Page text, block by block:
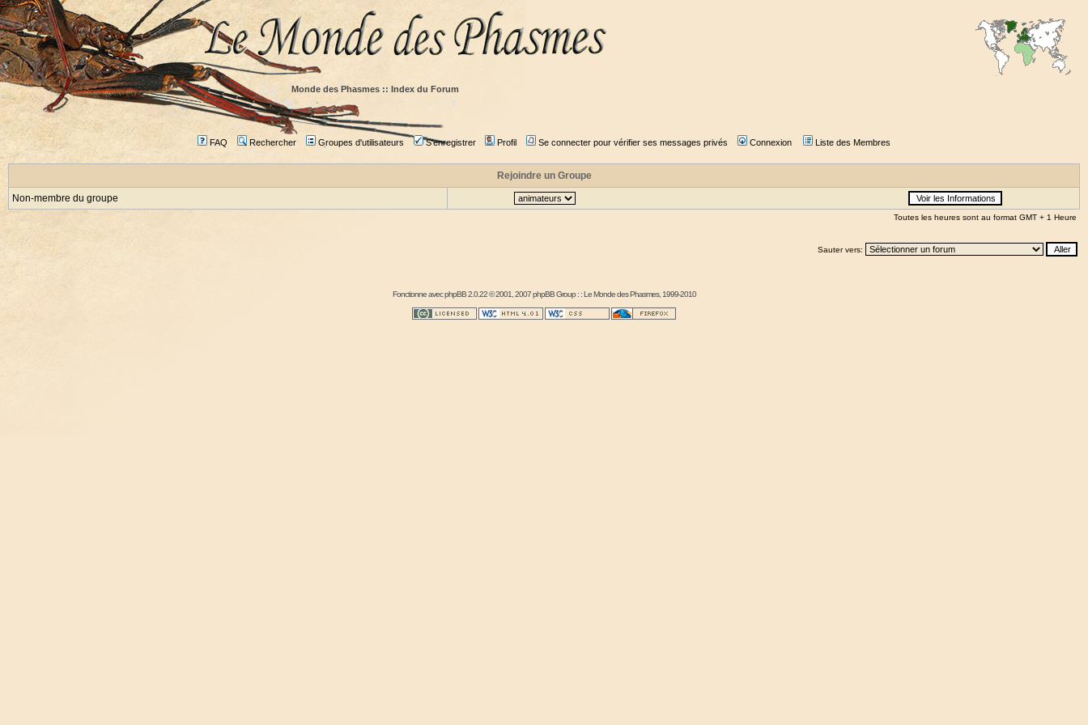
Monde des Phasmes :: Index du Forum
FAQ Rechercher Groupes d'utilisateurs S'enregistrer Profil Se connecter pour vérifier ses messages privés Connexion Liste des Membres
Rejoindre un Groupe
Non-membre du groupe
Toutes les heures sont au format GMT + 1 Heure
Sauter vers:
Fonctionne avecphpBB2.0.22 © 2001, 2007 phpBB Group : :Le Monde des Phasmes, 1999-2010